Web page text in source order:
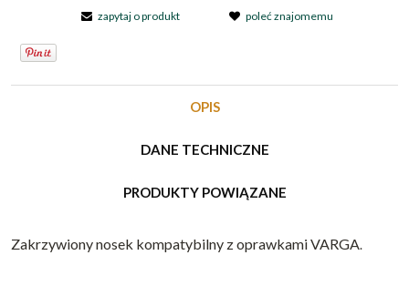
zapytaj o produkt poleć znajomemu
OPIS
DANE TECHNICZNE
PRODUKTY POWIĄZANE
Zakrzywiony nosek kompatybilny z oprawkami VARGA.